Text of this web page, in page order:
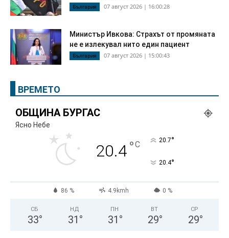
България 07 август 2026 | 16:00:28
Министър Ивкова: Страхът от промяната
не е излекувал нито един пациент
България 07 август 2026 | 15:00:43
ВРЕМЕТО
ОБЩИНА БУРГАС
Ясно Небе
20.4°C 20.7°
20.4°
86 % 4.9kmh 0 %
СБ
33°
НД
31 °
ПН
31 °
ВТ
29°
СР
29°